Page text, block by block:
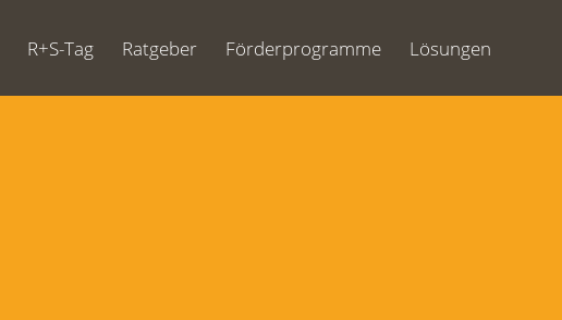
R+S-Tag Ratgeber Förderprogramme Lösungen